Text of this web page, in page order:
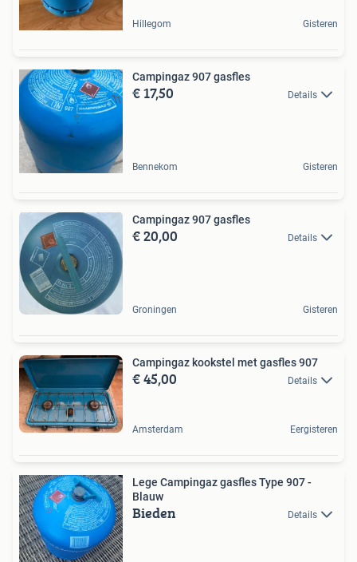
Hillegom Gisteren
Campingaz 907 gasfles
€ 17,50 Details
Bennekom Gisteren
Campingaz 907 gasfles
€ 20,00 Details
Groningen Gisteren
Campingaz kookstel met gasfles 907
€ 45,00 Details
Amsterdam Eergisteren
Lege Campingaz gasfles Type 907 -
Blauw
Bieden Details